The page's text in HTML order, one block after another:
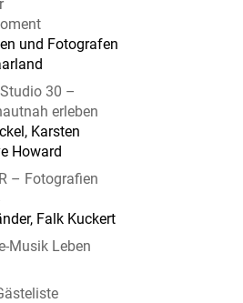
und Fotografen
30 –
erleben
Karsten
Howard
– Fotografien
Falk Kuckert
Musik Leben